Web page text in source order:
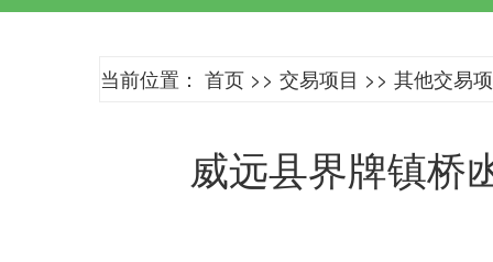
当前位置： 首页 >> 交易项目 >> 其他交易
威远县界牌镇桥